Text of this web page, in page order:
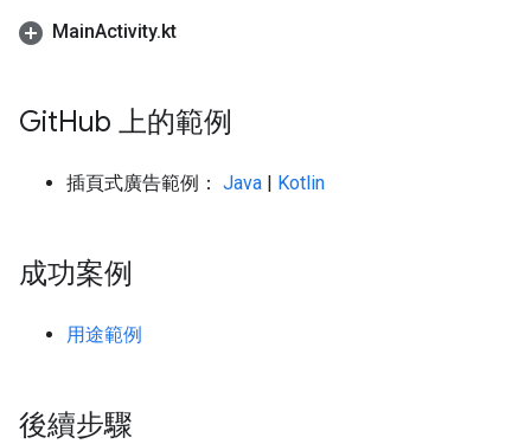
MainActivity.kt
GitHub 上的範例
插頁式廣告範例： Java | Kotlin
成功案例
用途範例
後續步驟